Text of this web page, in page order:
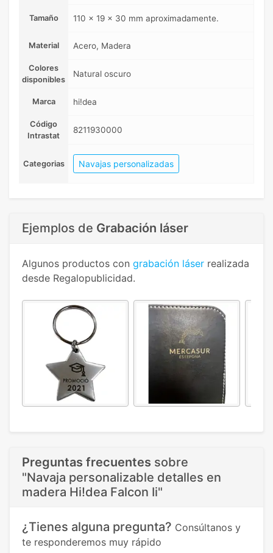
Tamaño 110 x 19 x 30 mm aproximadamente.
Material Acero, Madera
Colores
disponibles
Natural oscuro
Marca hi!dea
Código
Intrastat
8211930000
Categorias Navajas personalizadas
Ejemplos de Grabación láser
Algunos productos con grabación láser realizada
desde Regalopublicidad.
Preguntas frecuentes sobre
"Navaja personalizable detalles en
madera Hi!dea Falcon Ii"
¿Tienes alguna pregunta? Consúltanos y
te responderemos muy rápido